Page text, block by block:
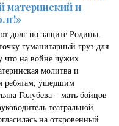
материнский и
долг по защите Родины.
гуманитарный груз для
что на войне чужих
молитва и
ребятам, ушедшим
Голубева – мать бойцов
театральной
на откровенный